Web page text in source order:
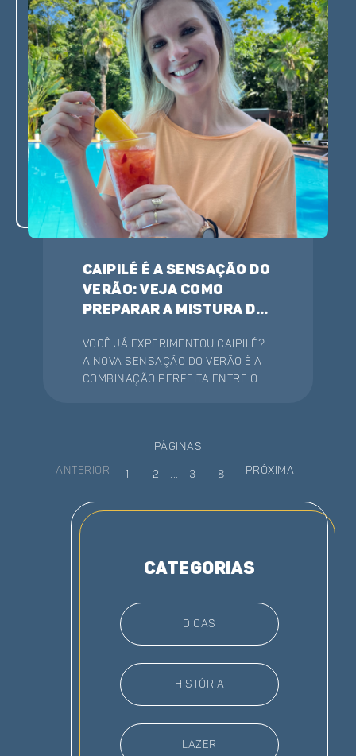
Caipilé é a sensação do
verão: veja como
preparar a mistura de
Você já experimentou caipilé?
A nova sensação do verão é a
combinação perfeita entre o
refrescante para fazer em
casa! Confira!
páginas
Anterior
1 2 ... 3 8 Próxima
categorias
Dicas
História
Lazer